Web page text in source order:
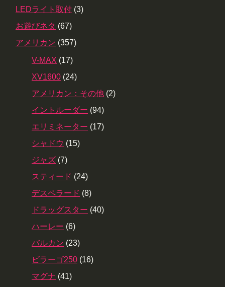
LEDライト取付 (3)
お遊びネタ (67)
アメリカン (357)
V-MAX (17)
XV1600 (24)
アメリカン：その他 (2)
イントルーダー (94)
エリミネーター (17)
シャドウ (15)
ジャズ (7)
スティード (24)
デスペラード (8)
ドラッグスター (40)
ハーレー (6)
バルカン (23)
ビラーゴ250 (16)
マグナ (41)